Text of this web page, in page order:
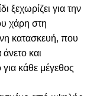
ξεχωρίζει για την
χάρη στη
κατασκευή, που
άνετο και
για κάθε μέγεθος